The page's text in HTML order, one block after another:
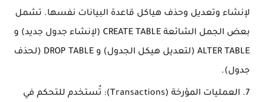
لإنشاء وتعديل وحذف هياكل قاعدة البيانات نفسها. تشمل
بعض الجمل الشائعة CREATE TABLE (لإنشاء جدول جديد) و
ALTER TABLE (لتعديل هيكل الجدول) و DROP TABLE (لحذف
جدول).
العمليات المؤرخة (Transactions): تُستخدم للتحكم في